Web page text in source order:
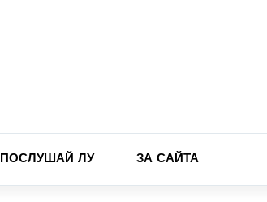
ПОСЛУШАЙ ЛУ ЗА САЙТА